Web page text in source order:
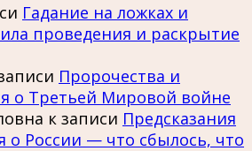
Гадание на ложках и
проведения и раскрытие
Пророчества и
о Третьей Мировой войне
к записи Предсказания
о России — что сбылось, что